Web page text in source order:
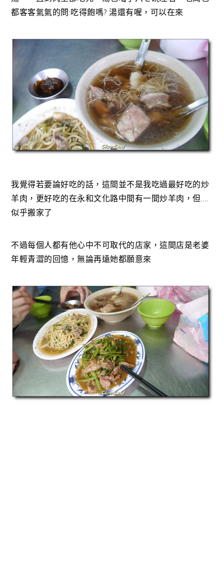
都客客氣氣的問:吃得飽嗎? 湯還有喔，可以在來
我覺得若要論好吃的話，這間並不是我吃過最好吃的炒
羊肉，更好吃的在永和文化路中間有一間炒羊肉，但….
似乎搬家了
不過每個人都有他心中不可取代的店家，這間店是老婆
年輕青澀的回憶，無論再遠她都願意來